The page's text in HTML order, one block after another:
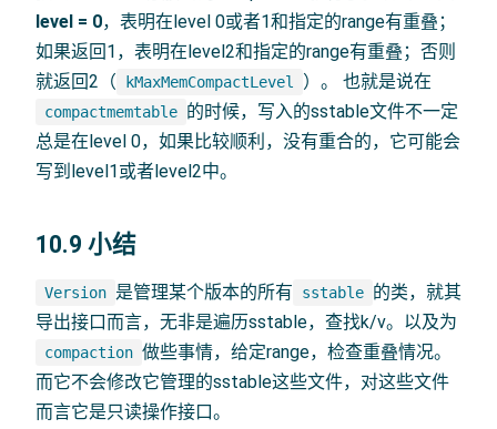
level = 0，表明在level 0或者1和指定的range有重叠；
如果返回1，表明在level2和指定的range有重叠；否则
就返回2（
kMaxMemCompactLevel ）。 也就是说在
compactmemtable 的时候，写入的sstable文件不一定
总是在level 0，如果比较顺利，没有重合的，它可能会
写到level1或者level2中。
10.9 小结
Version 是管理某个版本的所有 sstable 的类，就其
导出接口而言，无非是遍历sstable，查找k/v。以及为
compaction 做些事情，给定range，检查重叠情况。
而它不会修改它管理的sstable这些文件，对这些文件
而言它是只读操作接口。